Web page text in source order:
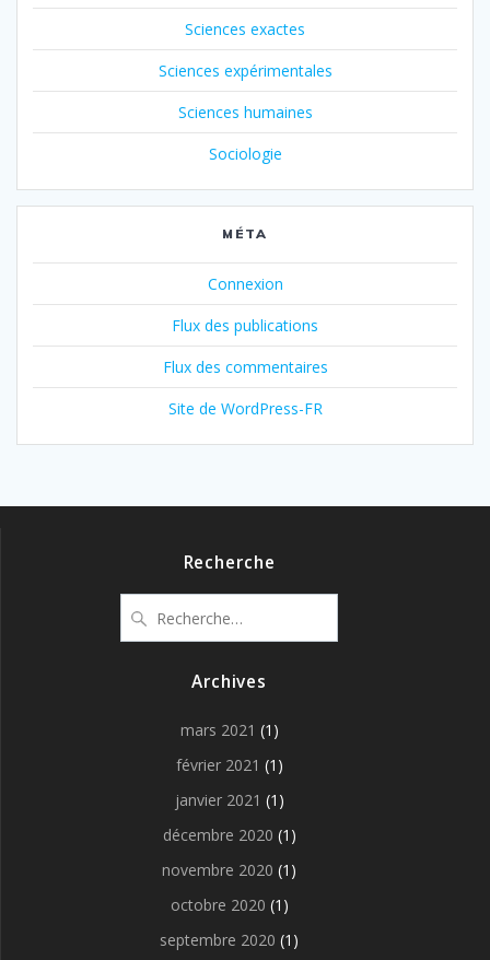
Sciences exactes
Sciences expérimentales
Sciences humaines
Sociologie
MÉTA
Connexion
Flux des publications
Flux des commentaires
Site de WordPress-FR
Recherche
pour
Archives
mars 2021 (1)
février 2021 (1)
janvier 2021 (1)
décembre 2020 (1)
novembre 2020 (1)
octobre 2020 (1)
septembre 2020 (1)